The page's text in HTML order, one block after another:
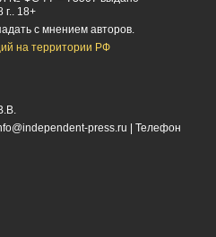
г.. 18+
с мнением авторов.
на территории РФ
press.ru
| Телефон